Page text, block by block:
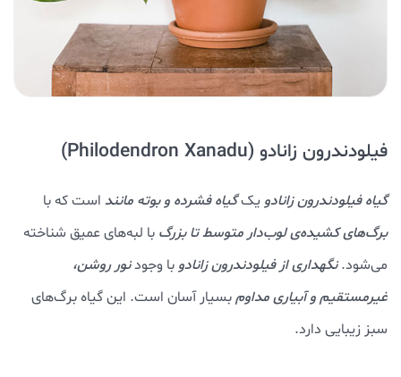
فیلودندرون زانادو (Philodendron Xanadu)
گیاه فیلودندرون زانادو یکگیاه فشرده و بوته مانند است که با
برگ‌های کشیده‌ی لوب‌دار متوسط تا بزرگ با لبه‌های عمیق شناخته
می‌شود.نگهداری از فیلودندرون زانادو با وجودنور روشن،
غیرمستقیم و آبیاری مداومبسیار آسان است. این گیاه برگ‌های
سبز زیبایی دارد.